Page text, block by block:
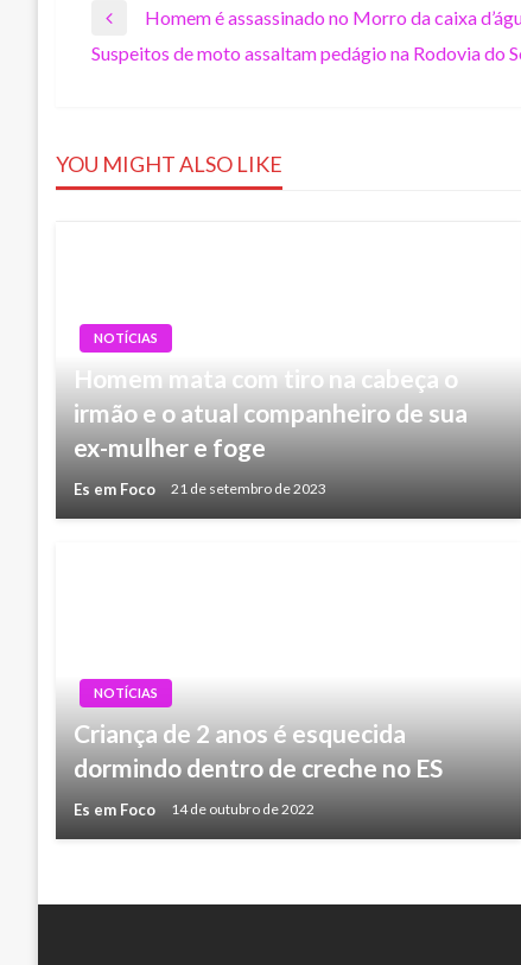
Navegação
Post
Previous
Post
Homem é assassinado no Morro da caixa
Next
Suspeitos de moto assaltam pedágio na Rodovia do
YOU MIGHT ALSO LIKE
NOTÍCIAS
Homem mata com tiro na cabeça o
irmão e o atual companheiro de sua
ex-mulher e foge
Es em Foco 21 de setembro de 2023
NOTÍCIAS
Criança de 2 anos é esquecida
dormindo dentro de creche no ES
Es em Foco 14 de outubro de 2022